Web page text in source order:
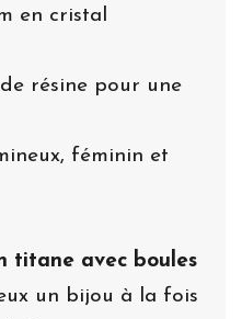
en cristal
résine pour une
féminin et
titane avec boules
un bijou à la fois